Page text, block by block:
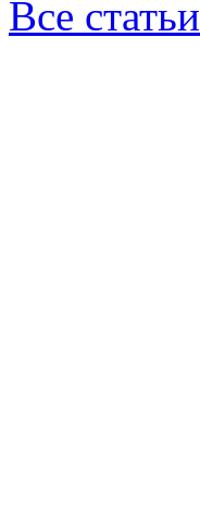
Все статьи